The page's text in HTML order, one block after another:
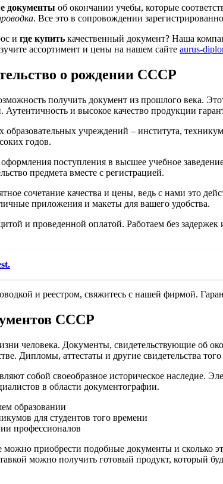
документы об окончании учебы, которые
. Все это в сопровождении
и где купить качественный документ? Наша
ассортимент и цены на нашем сайте aurus-
о рождении СССР
получить документ из прошлого века.
и высокое качество продукции
образовательных учреждений – института,
годов.
поступления в высшее учебное
предмета вместе с регистрацией.
сочетание качества и цены, ведь с нами это
приложения и макеты для вашего удобства.
и проведенной оплатой. Работаем без
и реестром, свяжитесь с нашей фирмой.
СССР
человека. Документы, свидетельствующие об
Дипломы, аттестаты и другие свидетельства
собой своеобразное историческое наследие.
в области документографии.
образовании
для студентов того времени
профессионалов
приобрести подобные документы и сколько
можно получить готовый продукт, который